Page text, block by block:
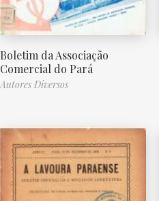
Boletim da Associação
Comercial do Pará
Autores Diversos